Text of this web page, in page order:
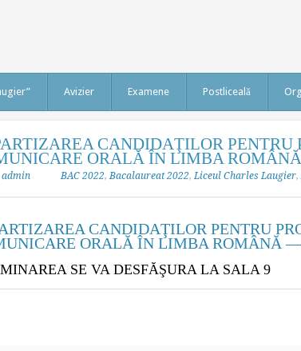
Avizier Examene Postliceală
CANDIDAŢILOR PENTRU
ORALĂ ÎN LIMBA
admin BAC 2022,Bacalaureat 2022,Liceul Charles Laugier,
CANDIDAŢILOR PENTRU
ORALĂ ÎN LIMBA ROMÂNĂ —
SE VA DESFĂŞURA LA SALA 9